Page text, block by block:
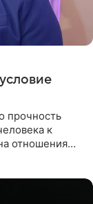
прочность
к
отношения